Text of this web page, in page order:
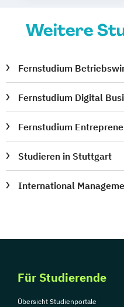
Weitere
Fernstudium
Fernstudium Digital
Fernstudium
Studieren in Stuttgart
International
Für Studierende
Übersicht Studienportale